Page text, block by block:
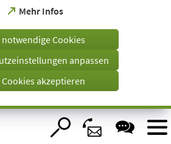
Mehr Infos
(Öffnet
einem
Tab)
notwendige Cookies
anpassen
Cookies akzeptieren